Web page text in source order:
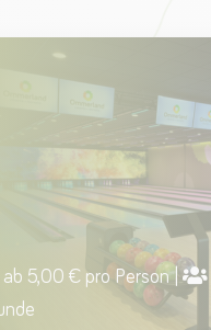
ab 5,00 € pro Person |